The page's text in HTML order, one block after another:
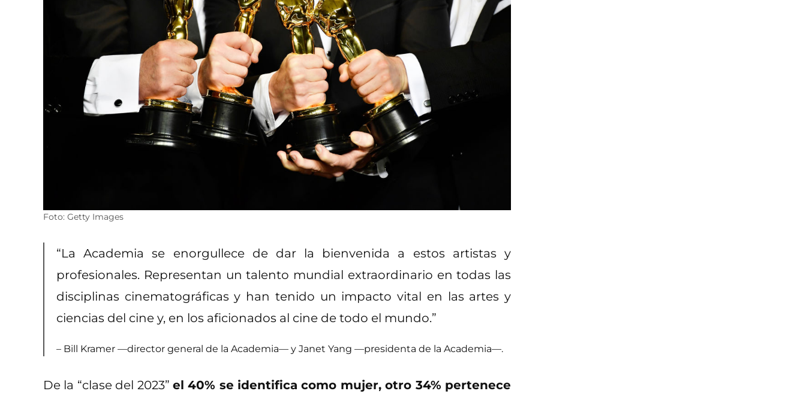
Foto: Getty Images
“La Academia se enorgullece de dar la bienvenida a estos artistas y
profesionales. Representan un talento mundial extraordinario en todas las
disciplinas cinematográficas y han tenido un impacto vital en las artes y
ciencias del cine y, en los aficionados al cine de todo el mundo.”
– Bill Kramer —director general de la Academia— y Janet Yang —presidenta de la Academia—.
De la “clase del 2023” el 40% se identifica como mujer, otro 34% pertenece